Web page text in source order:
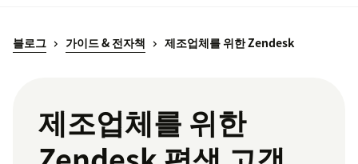
블로그 가이드 & 전자책 제조업체를 위한 Zendesk
제조업체를 위한